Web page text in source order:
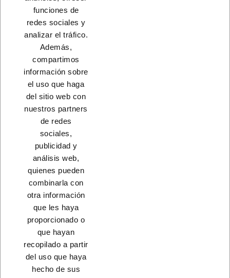
CONTACTO
PRODUCTOS
NUESTRA EMPRESA
funciones de
redes sociales y
analizar el tráfico.
Además,
compartimos
información sobre
el uso que haga
del sitio web con
nuestros partners
de redes
sociales,
publicidad y
análisis web,
quienes pueden
combinarla con
otra información
que les haya
proporcionado o
que hayan
recopilado a partir
del uso que haya
hecho de sus